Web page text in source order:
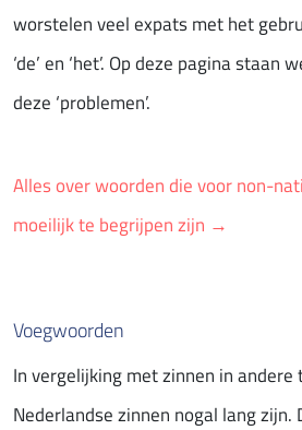
worstelen veel expats met het
‘de’ en ‘het’. Op deze pagina staan
deze ‘problemen’.
Alles over woorden die voor non-
moeilijk te begrijpen zijn →
Voegwoorden
In vergelijking met zinnen in andere
Nederlandse zinnen nogal lang